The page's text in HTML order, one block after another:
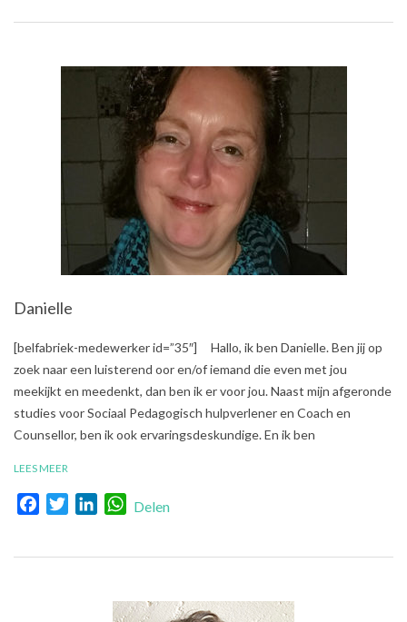
Danielle
2018-
[belfabriek-medewerker id=”35″] Hallo, ik ben Danielle. Ben jij op
zoek naar een luisterend oor en/of iemand die even met jou
meekijkt en meedenkt, dan ben ik er voor jou. Naast mijn afgeronde
studies voor Sociaal Pedagogisch hulpverlener en Coach en
Counsellor, ben ik ook ervaringsdeskundige. En ik ben
LEES MEER
FacebookTwitterLinkedInWhatsApp
Delen